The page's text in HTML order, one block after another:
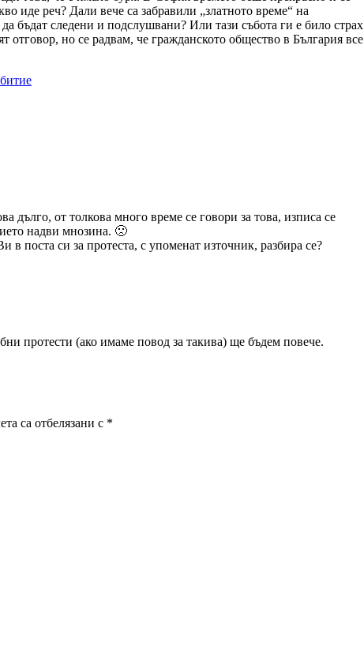
иде реч? Дали вече са забравили „златното време“ на
бъдат следени и подслушвани? Или тази събота ги е било страх
отговор, но се радвам, че гражданското общество в България все
дълго, от толкова много време се говори за това, изписа се
надви мнозина. 🙁
поста си за протеста, с упоменат източник, разбира се?
протести (ако имаме повод за такива) ще бъдем повече.
са отбелязани с *